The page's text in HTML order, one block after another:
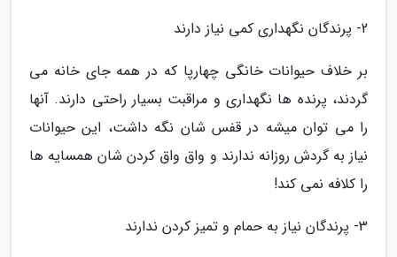
2- پرندگان نگهداری کمی نیاز دارند
بر خلاف حیوانات خانگی چهارپا که در همه جای خانه می
گردند، پرنده ها نگهداری و مراقبت بسیار راحتی دارند. آنها
را می توان میشه در قفس شان نگه داشت، این حیوانات
نیاز به گردش روزانه ندارند و واق واق کردن شان همسایه ها
را کلافه نمی کند!
3- پرندگان نیاز به حمام و تمیز کردن ندارند